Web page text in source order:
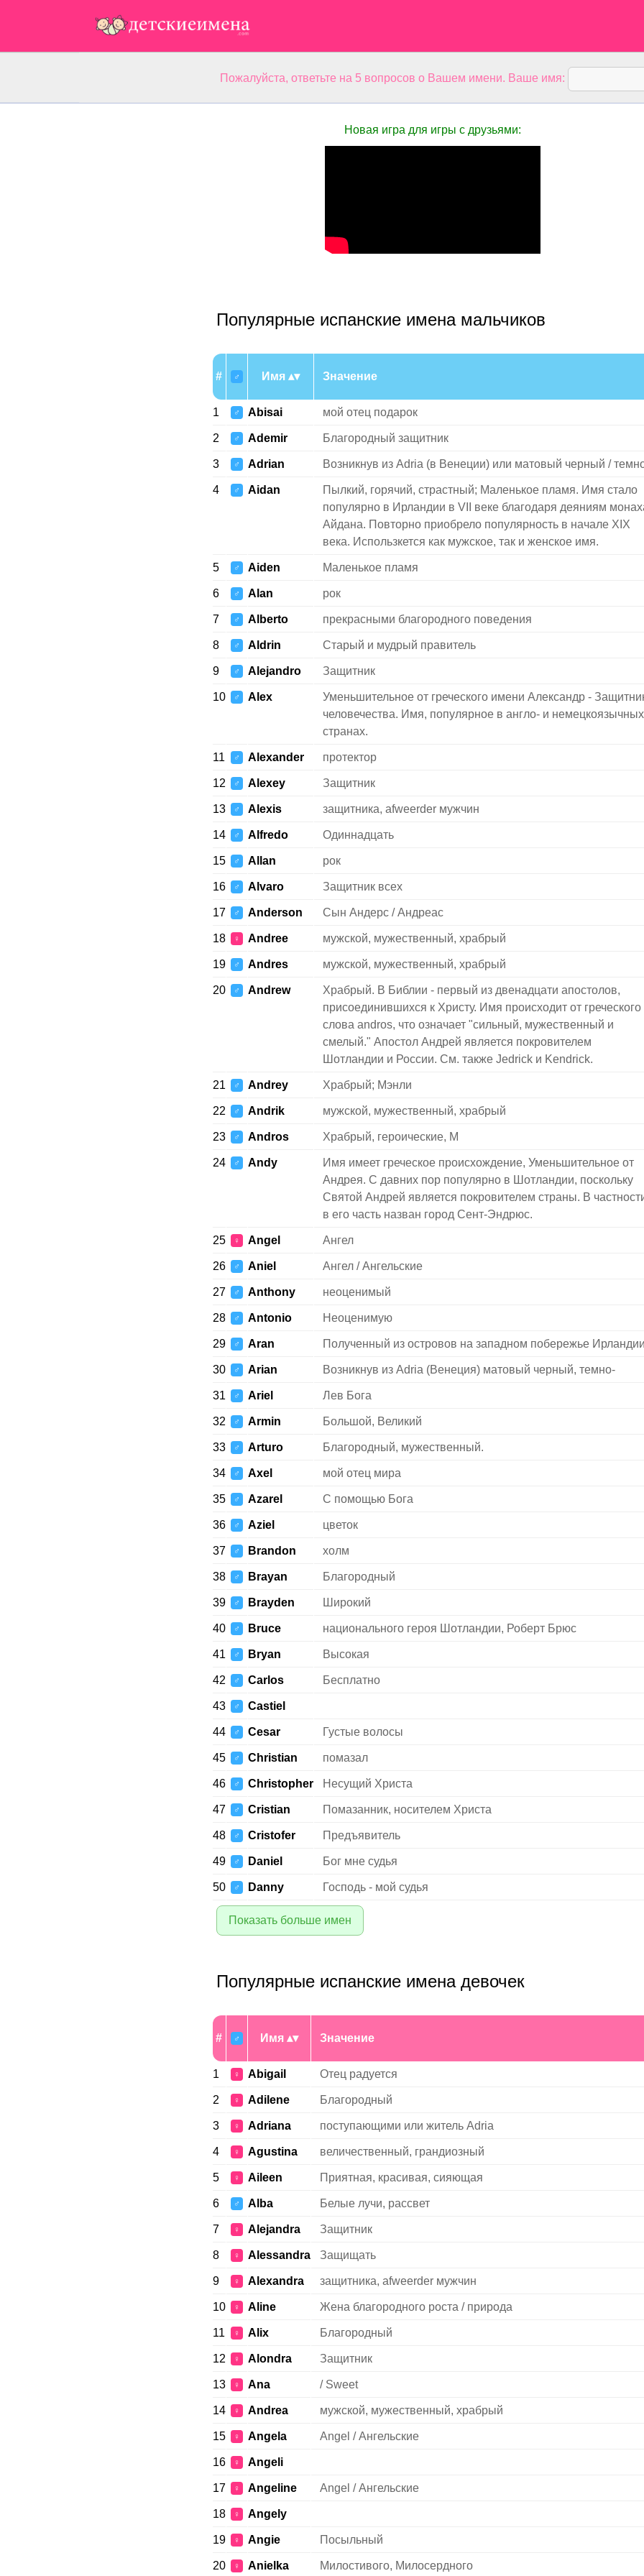
Пожалуйста, ответьте на 5 вопросов о Вашем имени. Ваше имя:
Новая игра для игры с друзьями:
Популярные испанские имена мальчиков
# ♂ Имя Значение
1 ♂ Abisai мой отец подарок
2 ♂ Ademir Благородный защитник
3 ♂ Adrian Возникнув из Adria (в Венеции) или матовый черный /
4 ♂ Aidan
Пылкий, горячий, страстный; Маленькое пламя. Имя стало
популярно в Ирландии в VII веке благодаря деяниям
Айдана. Повторно приобрело популярность в начале XIX
века. Использкется как мужское, так и женское имя.
5 ♂ Aiden Маленькое пламя
6 ♂ Alan рок
7 ♂ Alberto прекрасными благородного поведения
8 ♂ Aldrin Старый и мудрый правитель
9 ♂ Alejandro Защитник
10 ♂ Alex
Уменьшительное от греческого имени Александр -
человечества. Имя, популярное в англо- и немецкоязычных
странах.
11 ♂ Alexander протектор
12 ♂ Alexey Защитник
13 ♂ Alexis защитника, afweerder мужчин
14 ♂ Alfredo Одиннадцать
15 ♂ Allan рок
16 ♂ Alvaro Защитник всех
17 ♂ Anderson Сын Андерс / Андреас
18 ♀ Andree мужской, мужественный, храбрый
19 ♂ Andres мужской, мужественный, храбрый
20 ♂ Andrew
Храбрый. В Библии - первый из двенадцати апостолов,
присоединившихся к Христу. Имя происходит от греческого
слова andros, что означает "сильный, мужественный и
смелый." Апостол Андрей является покровителем
Шотландии и России. См. также Jedrick и Kendrick.
21 ♂ Andrey Храбрый; Мэнли
22 ♂ Andrik мужской, мужественный, храбрый
23 ♂ Andros Храбрый, героические, M
24 ♂ Andy
Имя имеет греческое происхождение, Уменьшительное от
Андрея. С давних пор популярно в Шотландии, поскольку
Святой Андрей является покровителем страны. В
в его часть назван город Сент-Эндрюс.
25 ♀ Angel Ангел
26 ♂ Aniel Ангел / Ангельские
27 ♂ Anthony неоценимый
28 ♂ Antonio Неоценимую
29 ♂ Aran Полученный из островов на западном побережье
30 ♂ Arian Возникнув из Adria (Венеция) матовый черный, темно-
31 ♂ Ariel Лев Бога
32 ♂ Armin Большой, Великий
33 ♂ Arturo Благородный, мужественный.
34 ♂ Axel мой отец мира
35 ♂ Azarel С помощью Бога
36 ♂ Aziel цветок
37 ♂ Brandon холм
38 ♂ Brayan Благородный
39 ♂ Brayden Широкий
40 ♂ Bruce национального героя Шотландии, Роберт Брюс
41 ♂ Bryan Высокая
42 ♂ Carlos Бесплатно
43 ♂ Castiel
44 ♂ Cesar Густые волосы
45 ♂ Christian помазал
46 ♂ Christopher Несущий Христа
47 ♂ Cristian Помазанник, носителем Христа
48 ♂ Cristofer Предъявитель
49 ♂ Daniel Бог мне судья
50 ♂ Danny Господь - мой судья
Показать больше имен
Популярные испанские имена девочек
# ♂ Имя Значение
1 ♀ Abigail Отец радуется
2 ♀ Adilene Благородный
3 ♀ Adriana поступающими или житель Adria
4 ♀ Agustina величественный, грандиозный
5 ♀ Aileen Приятная, красивая, сияющая
6 ♂ Alba Белые лучи, рассвет
7 ♀ Alejandra Защитник
8 ♀ Alessandra Защищать
9 ♀ Alexandra защитника, afweerder мужчин
10 ♀ Aline Жена благородного роста / природа
11 ♀ Alix Благородный
12 ♀ Alondra Защитник
13 ♀ Ana / Sweet
14 ♀ Andrea мужской, мужественный, храбрый
15 ♀ Angela Angel / Ангельские
16 ♀ Angeli
17 ♀ Angeline Angel / Ангельские
18 ♀ Angely
19 ♀ Angie Посыльный
20 ♀ Anielka Милостивого, Милосердного